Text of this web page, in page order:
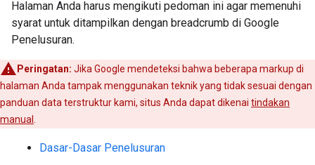
Halaman Anda harus mengikuti pedoman ini agar memenuhi
syarat untuk ditampilkan dengan breadcrumb di Google
Penelusuran.
Peringatan: Jika Google mendeteksi bahwa beberapa markup di
halaman Anda tampak menggunakan teknik yang tidak sesuai dengan
panduan data terstruktur kami, situs Anda dapat dikenai tindakan
manual
Dasar-Dasar Penelusuran